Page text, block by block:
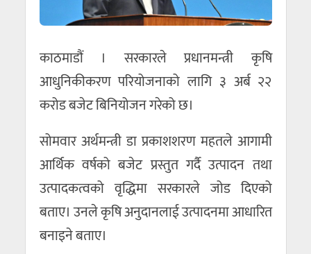
काठमाडौं । सरकारले प्रधानमन्त्री कृषि
आधुनिकीकरण परियोजनाको लागि ३ अर्ब २२
करोड बजेट बिनियोजन गरेको छ।
सोमवार अर्थमन्त्री डा प्रकाशशरण महतले आगामी
आर्थिक वर्षको बजेट प्रस्तुत गर्दै उत्पादन तथा
उत्पादकत्वको वृद्धिमा सरकारले जोड दिएको
बताए। उनले कृषि अनुदानलाई उत्पादनमा आधारित
बनाइने बताए।